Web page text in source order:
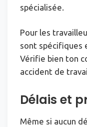
spécialisée.
Pour les
sont spécifiques
Vérifie bien ton
accident de
Délais et
Même si aucun